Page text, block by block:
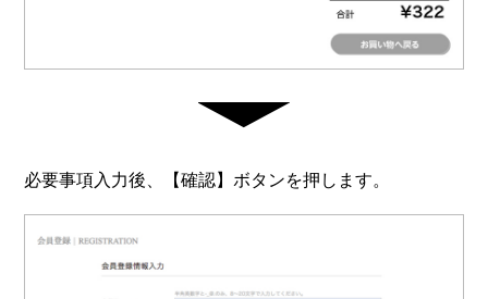
必要事項入力後、【確認】ボタンを押します。